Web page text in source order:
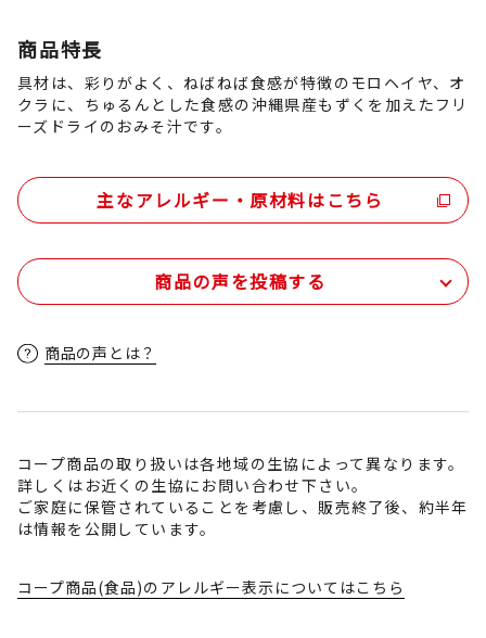
商品特長
具材は、彩りがよく、ねばねば食感が特徴のモロヘイヤ、オ
クラに、ちゅるんとした食感の沖縄県産もずくを加えたフリ
ーズドライのおみそ汁です。
主なアレルギー・原材料はこちら
商品の声を投稿する
商品の声とは？
コープ商品の取り扱いは各地域の生協によって異なります。
詳しくはお近くの生協にお問い合わせ下さい。
ご家庭に保管されていることを考慮し、販売終了後、約半年
は情報を公開しています。
コープ商品(食品)のアレルギー表示についてはこちら